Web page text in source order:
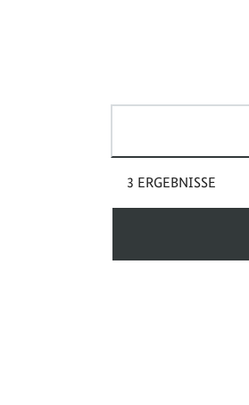
3 ERGEBNISSE